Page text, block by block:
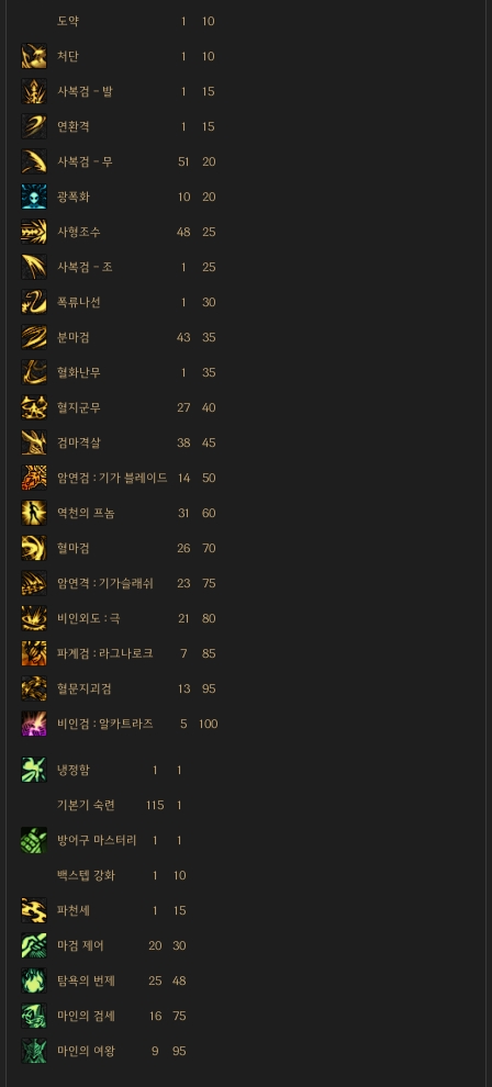
도약 1 10
처단 1 10
사복검 - 발 1 15
연환격 1 15
사복검 - 무 51 20
광폭화 10 20
사형조수 48 25
사복검 - 조 1 25
폭류나선 1 30
분마검 43 35
혈화난무 1 35
혈지군무 27 40
검마격살 38 45
암연검 : 기가 블레이드 14 50
역천의 프놈 31 60
혈마검 26 70
암연격 : 기가슬래쉬 23 75
비인외도 : 극 21 80
파계검 : 라그나로크 7 85
혈문지괴검 13 95
비인검 : 알카트라즈 5 100
냉정함 1 1
기본기 숙련 115 1
방어구 마스터리 1 1
백스텝 강화 1 10
파천세 1 15
마검 제어 20 30
탐욕의 번제 25 48
마인의 검세 16 75
마인의 여왕 9 95